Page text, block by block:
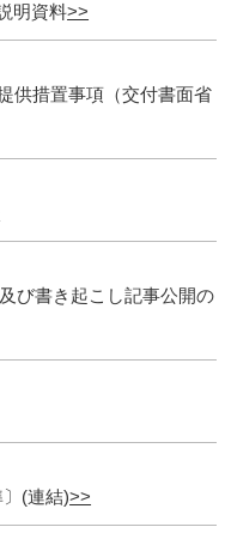
明資料
供措置事項（交付書面省
び書き起こし記事公開の
(連結)